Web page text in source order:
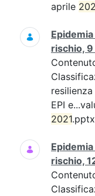
aprile
rischio,
EPI
2021
rischio,